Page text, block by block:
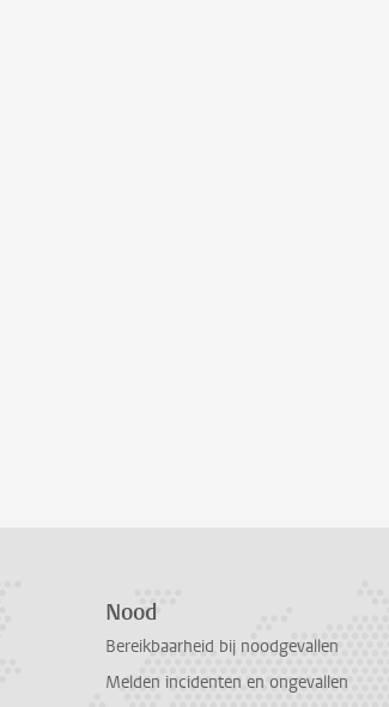
Nood
Bereikbaarheid bij noodgevallen
Melden incidenten en ongevallen